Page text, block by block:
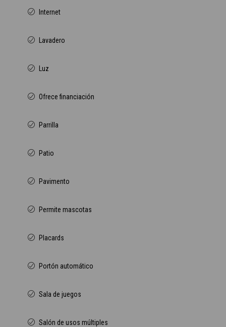
Internet
Lavadero
Luz
Ofrece financiación
Parrilla
Patio
Pavimento
Permite mascotas
Placards
Portón automático
Sala de juegos
Salón de usos múltiples